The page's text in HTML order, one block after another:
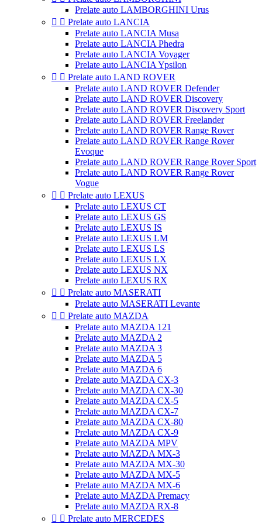
Prelate auto LAMBORGHINI Urus
  Prelate auto LANCIA
Prelate auto LANCIA Musa
Prelate auto LANCIA Phedra
Prelate auto LANCIA Voyager
Prelate auto LANCIA Ypsilon
  Prelate auto LAND ROVER
Prelate auto LAND ROVER Defender
Prelate auto LAND ROVER Discovery
Prelate auto LAND ROVER Discovery Sport
Prelate auto LAND ROVER Freelander
Prelate auto LAND ROVER Range Rover
Prelate auto LAND ROVER Range Rover
Evoque
Prelate auto LAND ROVER Range Rover Sport
Prelate auto LAND ROVER Range Rover
Vogue
  Prelate auto LEXUS
Prelate auto LEXUS CT
Prelate auto LEXUS GS
Prelate auto LEXUS IS
Prelate auto LEXUS LM
Prelate auto LEXUS LS
Prelate auto LEXUS LX
Prelate auto LEXUS NX
Prelate auto LEXUS RX
  Prelate auto MASERATI
Prelate auto MASERATI Levante
  Prelate auto MAZDA
Prelate auto MAZDA 121
Prelate auto MAZDA 2
Prelate auto MAZDA 3
Prelate auto MAZDA 5
Prelate auto MAZDA 6
Prelate auto MAZDA CX-3
Prelate auto MAZDA CX-30
Prelate auto MAZDA CX-5
Prelate auto MAZDA CX-7
Prelate auto MAZDA CX-80
Prelate auto MAZDA CX-9
Prelate auto MAZDA MPV
Prelate auto MAZDA MX-3
Prelate auto MAZDA MX-30
Prelate auto MAZDA MX-5
Prelate auto MAZDA MX-6
Prelate auto MAZDA Premacy
Prelate auto MAZDA RX-8
  Prelate auto MERCEDES